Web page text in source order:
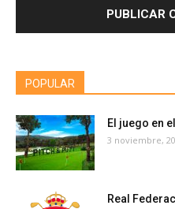
POPULAR
El juego en
3 noviembre,
Real